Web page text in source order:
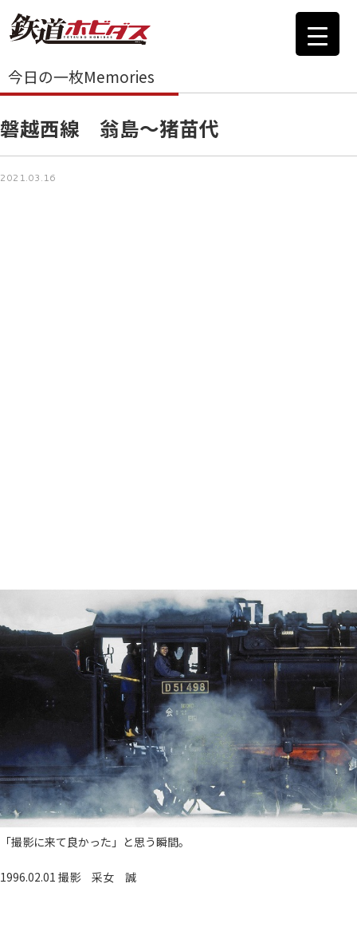
今日の一枚Memories
磐越西線 翁島～猪苗代
2021.03.16
「撮影に来て良かった」と思う瞬間。
1996.02.01 撮影 采女 誠